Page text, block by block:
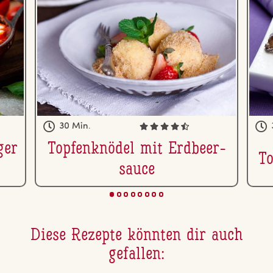
30 Min.
Top­fen­knö­del mit Erd­beer­
sauce
Diese Rezepte könnten dir auch
gefallen: